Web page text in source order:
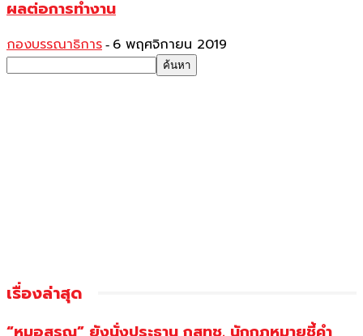
ผลต่อการทำงาน
กองบรรณาธิการ - 6 พฤศจิกายน 2019
เรื่องล่าสุด